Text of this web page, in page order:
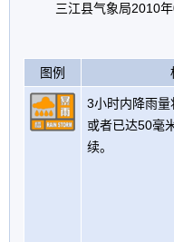
三江县气象局2010
图例
3小时内降雨量
或者已达50毫
续。